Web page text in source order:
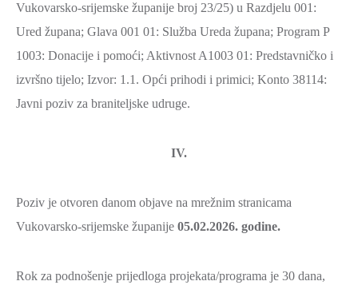
Vukovarsko-srijemske županije broj 23/25) u Razdjelu 001:
Ured župana; Glava 001 01: Služba Ureda župana; Program P
1003: Donacije i pomoći; Aktivnost A1003 01: Predstavničko i
izvršno tijelo; Izvor: 1.1. Opći prihodi i primici; Konto 38114:
Javni poziv za braniteljske udruge.
IV.
Poziv je otvoren danom objave na mrežnim stranicama
Vukovarsko-srijemske županije 05.02.2026. godine.
Rok za podnošenje prijedloga projekata/programa je 30 dana,